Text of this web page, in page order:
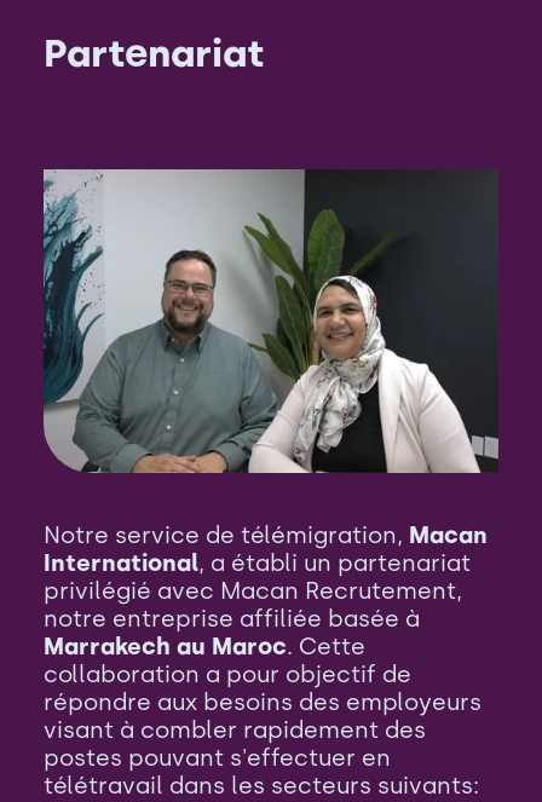
Partenariat
Notre service de télémigration, Macan
International, a établi un partenariat
privilégié avec Macan Recrutement,
notre entreprise affiliée basée à
Marrakech au Maroc. Cette
collaboration a pour objectif de
répondre aux besoins des employeurs
visant à combler rapidement des
postes pouvant s'effectuer en
télétravail dans les secteurs suivants: